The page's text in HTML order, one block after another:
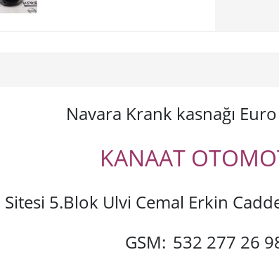
Navara Krank kasnağı
KANAAT
Sitesi 5.Blok Ulvi Cemal Erkin
GSM: 532 277 26